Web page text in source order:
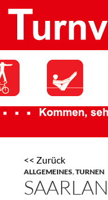
<< Zurück
ALLGEMEINES,TURNEN